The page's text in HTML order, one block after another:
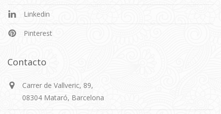
Linkedin
Pinterest
Contacto
Carrer de Vallveric, 89,
08304 Mataró, Barcelona